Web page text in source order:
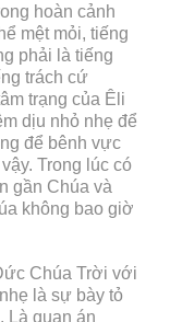
hoàn cảnh
mệt mỏi, tiếng
phải là tiếng
trách cứ
trạng của Êli
dịu nhỏ nhẹ để
để bênh vực
Trong lúc có
gần Chúa và
không bao giờ
Chúa Trời với
là sự bày tỏ
Là quan án